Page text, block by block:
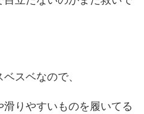
スベなので、
りやすいものを履いてる